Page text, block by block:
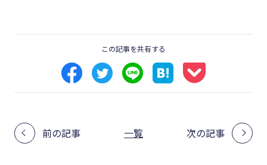
この記事を共有する
前の記事 一覧 次の記事